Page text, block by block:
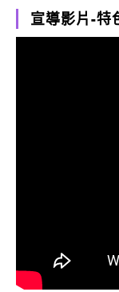
宣導影片-特